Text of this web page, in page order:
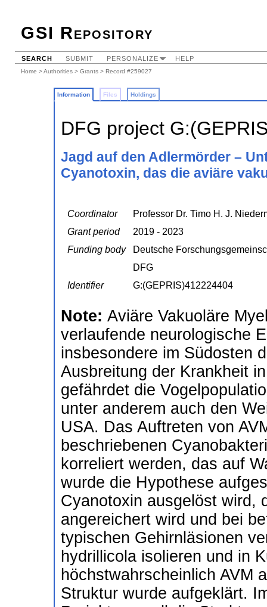
GSI Repository
SEARCH SUBMIT PERSONALIZE HELP
Home >Authorities > Grants > Record #259027
Information Files Holdings
DFG project
Jagd auf den Adlermörder –
Cyanotoxin, das die aviäre
Coordinator
Professor Dr. Timo H. J.
Grant period
2019 - 2023
Funding body
Deutsche
DFG
Identifier
G:(GEPRIS)412224404
Note: Aviäre Vakuoläre
verlaufende neurologische
insbesondere im Südosten
Ausbreitung der Krankheit
gefährdet die
unter anderem auch den
USA. Das Auftreten von
beschriebenen
korreliert werden, das auf
wurde die Hypothese
Cyanotoxin ausgelöst wird,
angereichert wird und bei
typischen Gehirnläsionen
hydrillicola isolieren und in
höchstwahrscheinlich AVM
Struktur wurde aufgeklärt.